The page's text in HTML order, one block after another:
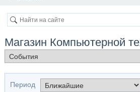
Магазин Компьютерной
Период